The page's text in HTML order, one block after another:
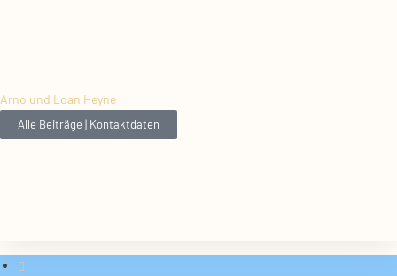
Arno und Loan Heyne
Alle Beiträge | Kontaktdaten